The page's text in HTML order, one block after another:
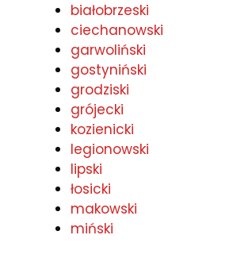
białobrzeski
ciechanowski
garwoliński
gostyniński
grodziski
grójecki
kozienicki
legionowski
lipski
łosicki
makowski
miński